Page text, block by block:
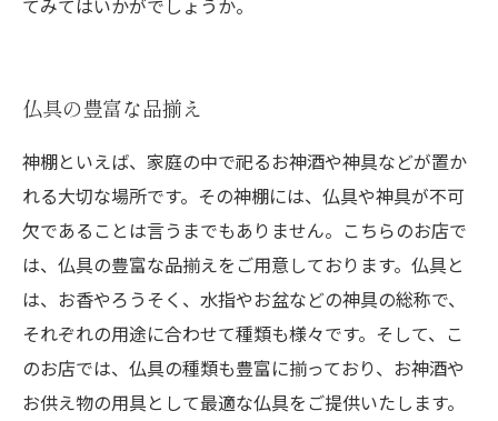
てみてはいかがでしょうか。
仏具の豊富な品揃え
神棚といえば、家庭の中で祀るお神酒や神具などが置か
れる大切な場所です。その神棚には、仏具や神具が不可
欠であることは言うまでもありません。こちらのお店で
は、仏具の豊富な品揃えをご用意しております。仏具と
は、お香やろうそく、水指やお盆などの神具の総称で、
それぞれの用途に合わせて種類も様々です。そして、こ
のお店では、仏具の種類も豊富に揃っており、お神酒や
お供え物の用具として最適な仏具をご提供いたします。